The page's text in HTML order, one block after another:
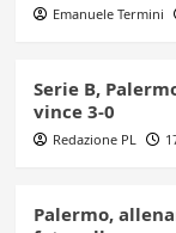
Emanuele Termini
Serie B,
vince 3-0
Redazione PL
Palermo,